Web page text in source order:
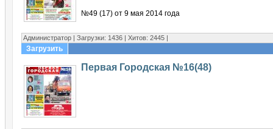
№49 (17) от 9 мая 2014 года
Администратор | Загрузки: 1436 | Хитов: 2445 |
Загрузить
Первая Городская №16(48)